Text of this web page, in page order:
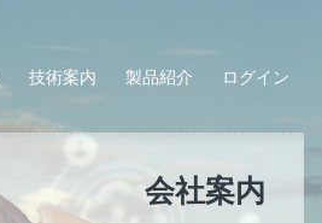
技術案内 製品紹介 ログイン
会社案内